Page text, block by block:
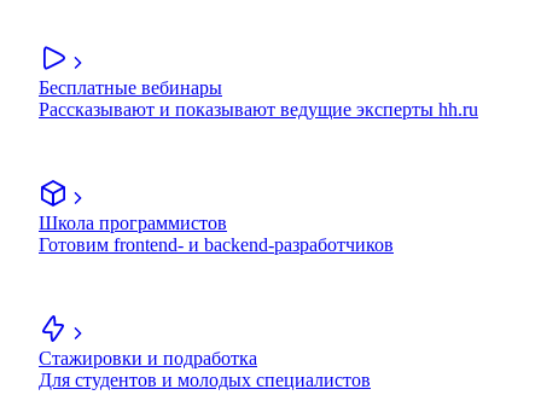
Бесплатные вебинары
Рассказывают и показывают ведущие эксперты hh.ru
Школа программистов
Готовим frontend- и backend-разработчиков
Стажировки и подработка
Для студентов и молодых специалистов